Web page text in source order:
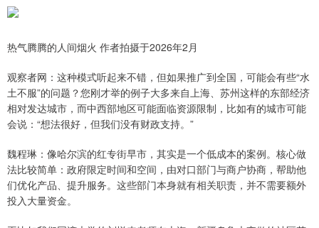
热气腾腾的人间烟火 作者拍摄于2026年2月
观察者网：这种模式听起来不错，但如果推广到全国，可能会有些“水
土不服”的问题？您刚才举的例子大多来自上海、苏州这样的东部经济
相对发达城市，而中西部地区可能面临资源限制，比如有的城市可能
会说：“想法很好，但我们没有财政支持。”
魏程琳：像哈尔滨的红专街早市，其实是一个低成本的案例。核心做
法比较简单：政府限定时间和空间，由对口部门与商户协商，帮助他
们优化产品、提升服务。这些部门本身就有相关职责，并不需要额外
投入大量资金。